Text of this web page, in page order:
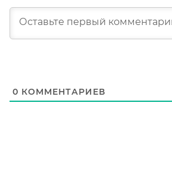
0 КОММЕНТАРИЕВ